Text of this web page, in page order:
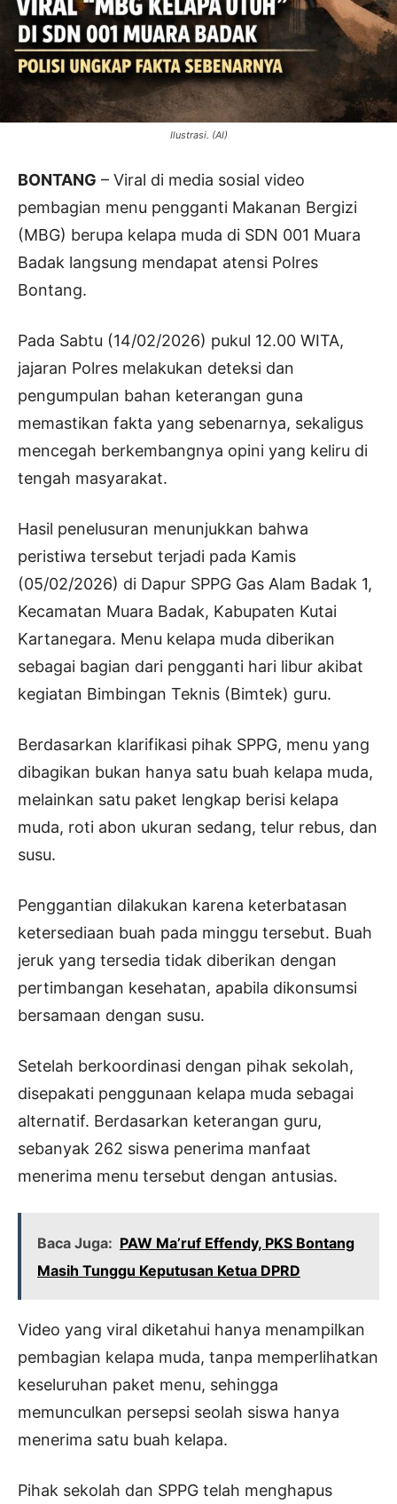
Ilustrasi. (AI)
BONTANG – Viral di media sosial video
pembagian menu pengganti Makanan Bergizi
(MBG) berupa kelapa muda di SDN 001 Muara
Badak langsung mendapat atensi Polres
Bontang.
Pada Sabtu (14/02/2026) pukul 12.00 WITA,
jajaran Polres melakukan deteksi dan
pengumpulan bahan keterangan guna
memastikan fakta yang sebenarnya, sekaligus
mencegah berkembangnya opini yang keliru di
tengah masyarakat.
Hasil penelusuran menunjukkan bahwa
peristiwa tersebut terjadi pada Kamis
(05/02/2026) di Dapur SPPG Gas Alam Badak 1,
Kecamatan Muara Badak, Kabupaten Kutai
Kartanegara. Menu kelapa muda diberikan
sebagai bagian dari pengganti hari libur akibat
kegiatan Bimbingan Teknis (Bimtek) guru.
Berdasarkan klarifikasi pihak SPPG, menu yang
dibagikan bukan hanya satu buah kelapa muda,
melainkan satu paket lengkap berisi kelapa
muda, roti abon ukuran sedang, telur rebus, dan
susu.
Penggantian dilakukan karena keterbatasan
ketersediaan buah pada minggu tersebut. Buah
jeruk yang tersedia tidak diberikan dengan
pertimbangan kesehatan, apabila dikonsumsi
bersamaan dengan susu.
Setelah berkoordinasi dengan pihak sekolah,
disepakati penggunaan kelapa muda sebagai
alternatif. Berdasarkan keterangan guru,
sebanyak 262 siswa penerima manfaat
menerima menu tersebut dengan antusias.
Baca Juga: PAW Ma’ruf Effendy, PKS Bontang
Masih Tunggu Keputusan Ketua DPRD
Video yang viral diketahui hanya menampilkan
pembagian kelapa muda, tanpa memperlihatkan
keseluruhan paket menu, sehingga
memunculkan persepsi seolah siswa hanya
menerima satu buah kelapa.
Pihak sekolah dan SPPG telah menghapus